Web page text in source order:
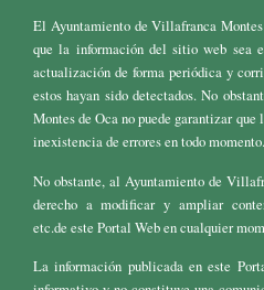
El Ayuntamiento de Villafranca
que la información del sitio web sea
actualización de forma periódica y
estos hayan sido detectados. No
Montes de Oca no puede garantizar
inexistencia de errores en todo momento.
No obstante, al Ayuntamiento de
derecho a modificar y ampliar
etc.de este Portal Web en cualquier
La información publicada en este